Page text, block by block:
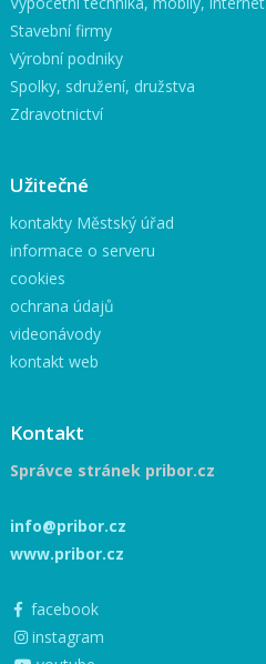
Stavební firmy
Výrobní podniky
Spolky, sdružení, družstva
Zdravotnictví
Užitečné
kontakty Městský úřad
informace o serveru
cookies
ochrana údajů
videonávody
kontakt web
Kontakt
Správce stránek pribor.cz
info@pribor.cz
www.pribor.cz
facebook
instagram